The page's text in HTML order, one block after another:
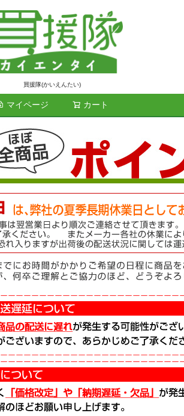
買援隊(かいえんたい)
マイページ カート
検索